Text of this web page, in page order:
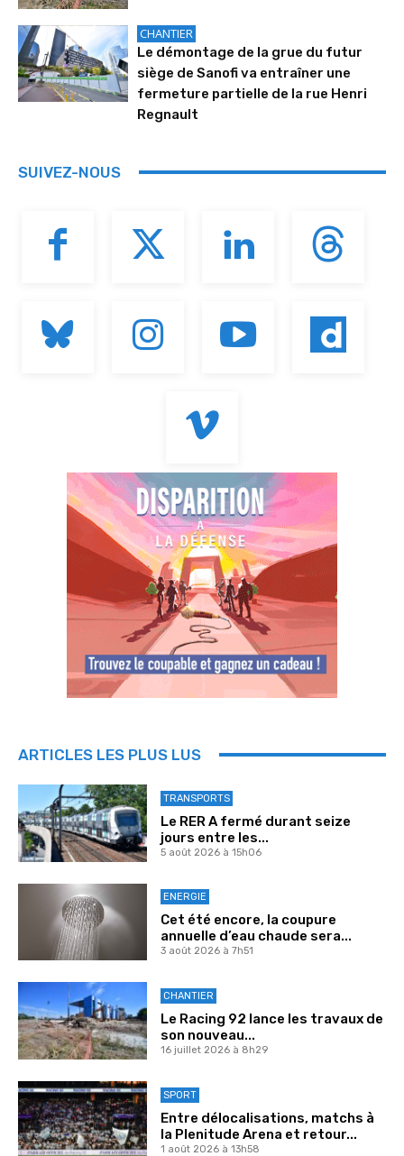
CHANTIER
Le démontage de la grue du futur
siège de Sanofi va entraîner une
fermeture partielle de la rue Henri
Regnault
SUIVEZ-NOUS
ARTICLES LES PLUS LUS
TRANSPORTS
Le RER A fermé durant seize
jours entre les...
5 août 2026 à 15h06
ENERGIE
Cet été encore, la coupure
annuelle d’eau chaude sera...
3 août 2026 à 7h51
CHANTIER
Le Racing 92 lance les travaux de
son nouveau...
16 juillet 2026 à 8h29
SPORT
Entre délocalisations, matchs à
la Plenitude Arena et retour...
1 août 2026 à 13h58